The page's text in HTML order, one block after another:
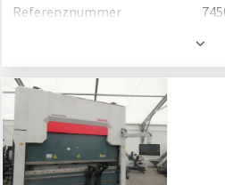
Referenznummer
2023
Zusätzlich